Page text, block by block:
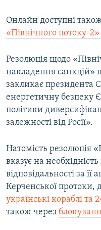
Онлайн доступні
«Північного потоку-2»
​Резолюція щодо
накладення санкцій»
закликає президента
енергетичну безпеку
політики
залежності від Росії».
Натомість резолюція
вказує на
відповідальності за її
Керченської протоки,
українські кораблі та
також через